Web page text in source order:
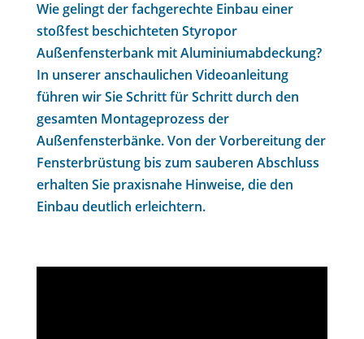
Wie gelingt der fachgerechte Einbau einer
stoßfest beschichteten Styropor
Außenfensterbank mit Aluminiumabdeckung?
In unserer anschaulichen Videoanleitung
führen wir Sie Schritt für Schritt durch den
gesamten Montageprozess der
Außenfensterbänke. Von der Vorbereitung der
Fensterbrüstung bis zum sauberen Abschluss
erhalten Sie praxisnahe Hinweise, die den
Einbau deutlich erleichtern.